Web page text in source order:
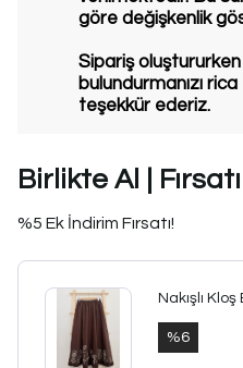
göre değişkenlik
Sipariş
bulundurmanızı rica
teşekkür ederiz.
Birlikte Al |
%5 Ek İndirim Fırsatı!
Nakışlı Kloş
%6